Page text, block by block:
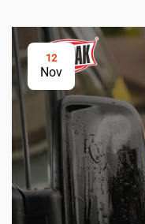
12
Nov